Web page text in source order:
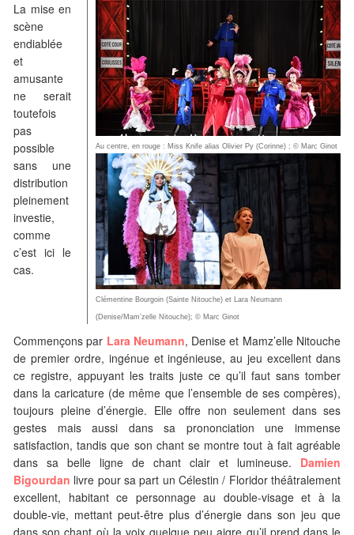
Au centre, en rouge : Miss Knife alias Olivier Py (Corinne) ; © Marc Ginot
Clémentine Bourgoin (Sainte Nitouche) et Lara Neumann
(Denise/Mam’zelle Nitouche); © Marc Ginot
La mise en
scène
endiablée
et
amusante
ne serait
toutefois
pas
possible
sans une
distribution
pleinement
investie,
comme
c’est ici le
cas.
Commençons par Lara Neumann, Denise et Mamz’elle Nitouche
de premier ordre, ingénue et ingénieuse, au jeu excellent dans
ce registre, appuyant les traits juste ce qu’il faut sans tomber
dans la caricature (de même que l’ensemble de ses compères),
toujours pleine d’énergie. Elle offre non seulement dans ses
gestes mais aussi dans sa prononciation une immense
satisfaction, tandis que son chant se montre tout à fait agréable
dans sa belle ligne de chant clair et lumineuse. Damien
Bigourdan livre pour sa part un Célestin / Floridor théâtralement
excellent, habitant ce personnage au double-visage et à la
double-vie, mettant peut-être plus d’énergie dans son jeu que